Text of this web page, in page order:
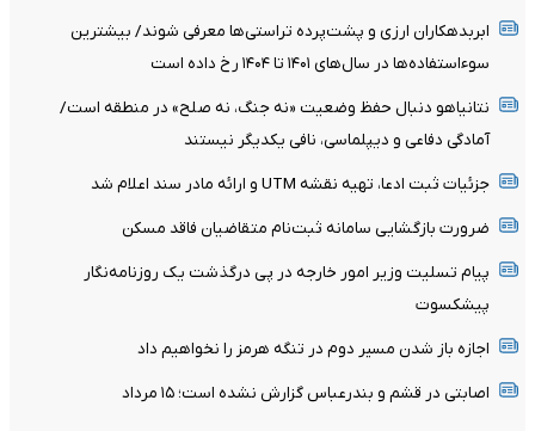
ابربدهکاران ارزی و پشت‌پرده تراستی‌ها معرفی شوند/ بیشترین
سوءاستفاده‌ها در سال‌های ۱۴۰۱ تا ۱۴۰۴ رخ داده است
نتانیاهو دنبال حفظ وضعیت «نه جنگ، نه صلح» در منطقه است/
آمادگی دفاعی و دیپلماسی، نافی یکدیگر نیستند
جزئیات ثبت ادعا، تهیه نقشه UTM و ارائه مادر سند اعلام شد
ضرورت بازگشایی سامانه ثبت‌نام متقاضیان فاقد مسکن
پیام تسلیت وزیر امور خارجه در پی درگذشت یک روزنامه‌نگار
پیشکسوت
اجازه باز شدن مسیر دوم در تنگه هرمز را نخواهیم داد
اصابتی در قشم و بندرعباس گزارش نشده است؛ ۱۵ مرداد